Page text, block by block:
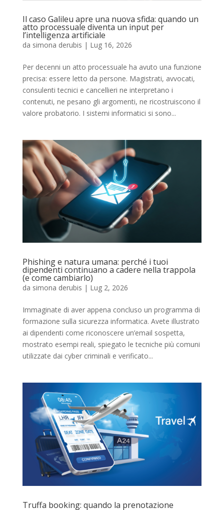
Il caso Galileu apre una nuova sfida: quando un
atto processuale diventa un input per
l’intelligenza artificiale
da simona derubis | Lug 16, 2026
Per decenni un atto processuale ha avuto una funzione
precisa: essere letto da persone. Magistrati, avvocati,
consulenti tecnici e cancellieri ne interpretano i
contenuti, ne pesano gli argomenti, ne ricostruiscono il
valore probatorio. I sistemi informatici si sono...
Phishing e natura umana: perché i tuoi
dipendenti continuano a cadere nella trappola
(e come cambiarlo)
da simona derubis | Lug 2, 2026
Immaginate di aver appena concluso un programma di
formazione sulla sicurezza informatica. Avete illustrato
ai dipendenti come riconoscere un’email sospetta,
mostrato esempi reali, spiegato le tecniche più comuni
utilizzate dai cyber criminali e verificato...
Truffa booking: quando la prenotazione